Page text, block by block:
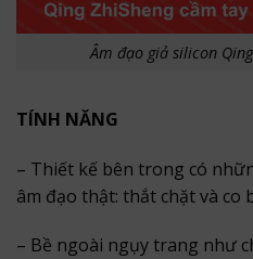
Âm đạo giả silicon
TÍNH NĂNG
– Thiết kế bên trong có
âm đạo thật: thắt chặt và co
– Bề ngoài ngụy trang như